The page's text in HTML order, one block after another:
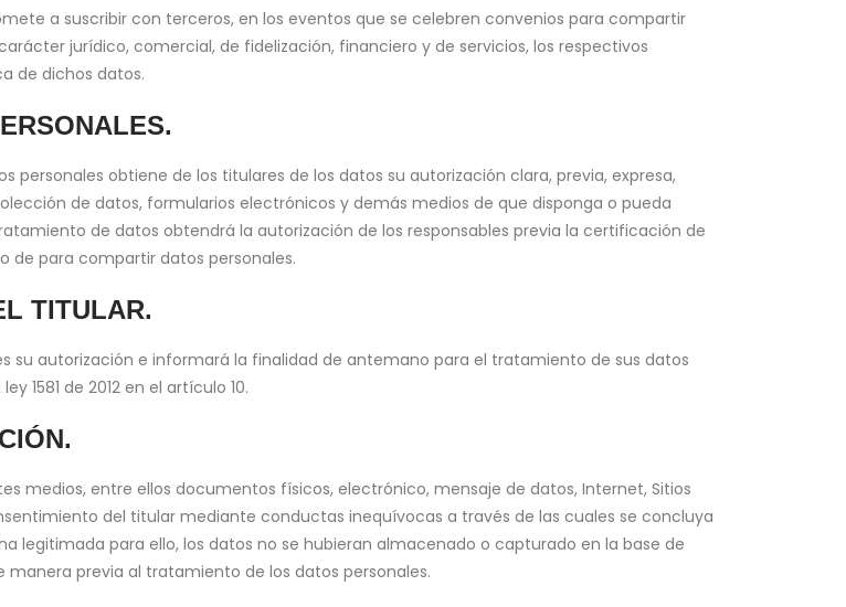
a suscribir con terceros, en los eventos que se celebren convenios para compartir
jurídico, comercial, de fidelización, financiero y de servicios, los respectivos
de dichos datos.
personales obtiene de los titulares de los datos su autorización clara, previa, expresa,
de datos, formularios electrónicos y demás medios de que disponga o pueda
de datos obtendrá la autorización de los responsables previa la certificación de
de para compartir datos personales.
TITULAR.
su autorización e informará la finalidad de antemano para el tratamiento de sus datos
1581 de 2012 en el artículo 10.
medios, entre ellos documentos físicos, electrónico, mensaje de datos, Internet, Sitios
del titular mediante conductas inequívocas a través de las cuales se concluya
legitimada para ello, los datos no se hubieran almacenado o capturado en la base de
manera previa al tratamiento de los datos personales.